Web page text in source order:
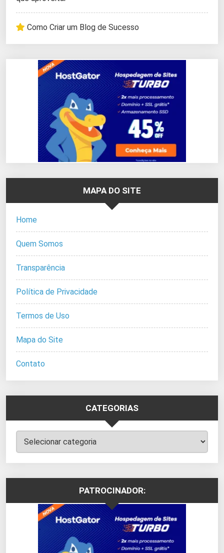
Como Criar um Blog de Sucesso
MAPA DO SITE
Home
Quem Somos
Transparência
Política de Privacidade
Termos de Uso
Mapa do Site
Contato
CATEGORIAS
Categorias
PATROCINADOR: